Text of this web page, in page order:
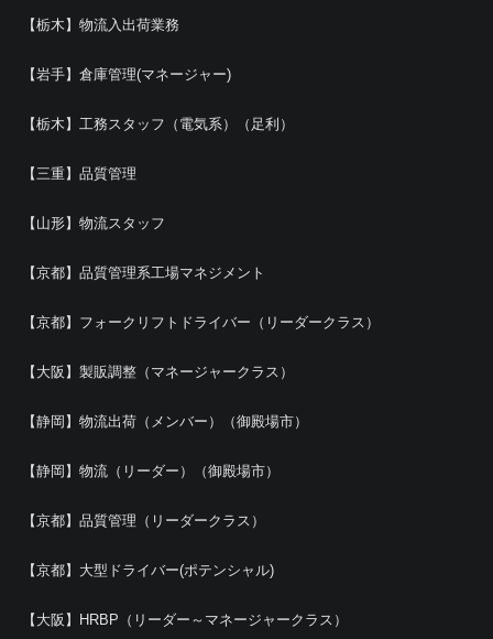
【栃木】物流入出荷業務
【岩手】倉庫管理(マネージャー)
【栃木】工務スタッフ（電気系）（足利）
【三重】品質管理
【山形】物流スタッフ
【京都】品質管理系工場マネジメント
【京都】フォークリフトドライバー（リーダークラス）
【大阪】製販調整（マネージャークラス）
【静岡】物流出荷（メンバー）（御殿場市）
【静岡】物流（リーダー）（御殿場市）
【京都】品質管理（リーダークラス）
【京都】大型ドライバー(ポテンシャル)
【大阪】HRBP（リーダー～マネージャークラス）